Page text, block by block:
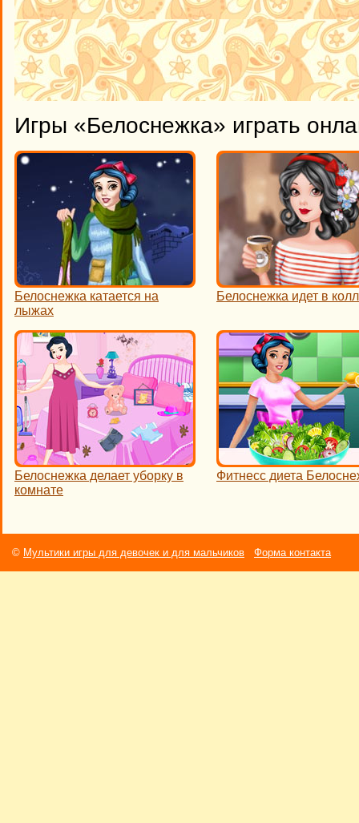
Игры «Белоснежка» играть
Белоснежка катается на
лыжах
Белоснежка идет в
Белоснежка делает уборку в
комнате
Фитнесс диета
© Мультики игры для девочек и для мальчиков Форма контакта